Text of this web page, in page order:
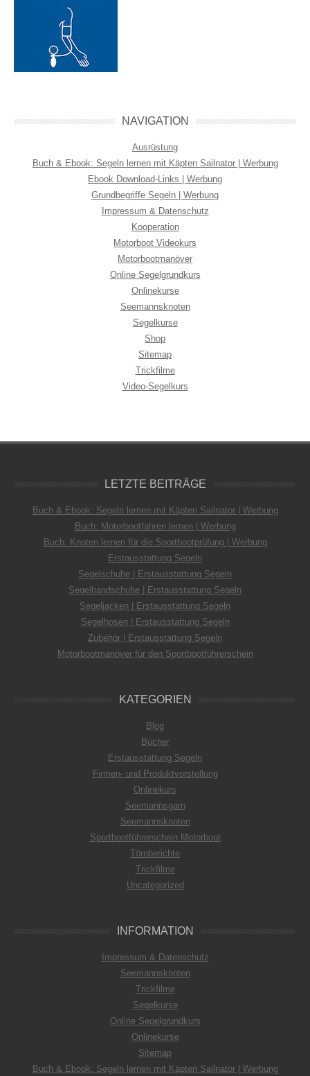
NAVIGATION
Ausrüstung
Buch & Ebook: Segeln lernen mit Käpten Sailnator | Werbung
Ebook Download-Links | Werbung
Grundbegriffe Segeln | Werbung
Impressum & Datenschutz
Kooperation
Motorboot Videokurs
Motorbootmanöver
Online Segelgrundkurs
Onlinekurse
Seemannsknoten
Segelkurse
Shop
Sitemap
Trickfilme
Video-Segelkurs
LETZTE BEITRÄGE
Buch & Ebook: Segeln lernen mit Käpten Sailnator | Werbung
Buch: Motorbootfahren lernen | Werbung
Buch: Knoten lernen für die Sportbootprüfung | Werbung
Erstausstattung Segeln
Segelschuhe | Erstausstattung Segeln
Segelhandschuhe | Erstausstattung Segeln
Segeljacken | Erstausstattung Segeln
Segelhosen | Erstausstattung Segeln
Zubehör | Erstausstattung Segeln
Motorbootmanöver für den Sportbootführerschein
KATEGORIEN
Blog
Bücher
Erstausstattung Segeln
Firmen- und Produktvorstellung
Onlinekurs
Seemannsgarn
Seemannsknoten
Sportbootführerschein Motorboot
Törnberichte
Trickfilme
Uncategorized
INFORMATION
Impressum & Datenschutz
Seemannsknoten
Trickfilme
Segelkurse
Online Segelgrundkurs
Onlinekurse
Sitemap
Buch & Ebook: Segeln lernen mit Käpten Sailnator | Werbung